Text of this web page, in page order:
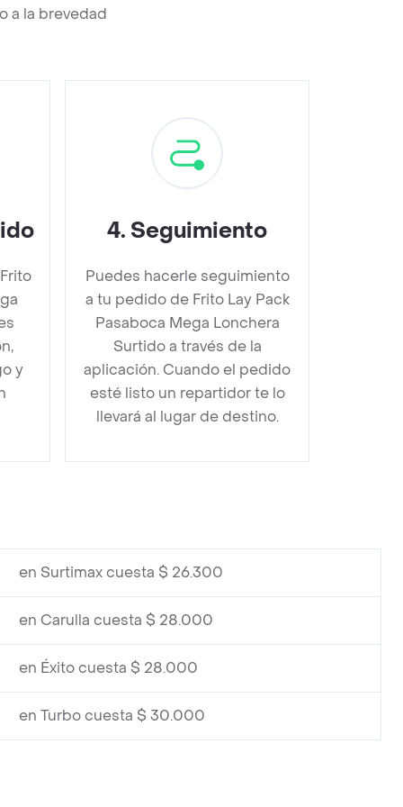
a la brevedad
y
4. Seguimiento
Puedes hacerle seguimiento
a tu pedido de Frito Lay Pack
Pasaboca Mega Lonchera
Surtido a través de la
aplicación. Cuando el pedido
esté listo un repartidor te lo
llevará al lugar de destino.
en Surtimax cuesta $ 26.300
en Carulla cuesta $ 28.000
en Éxito cuesta $ 28.000
en Turbo cuesta $ 30.000